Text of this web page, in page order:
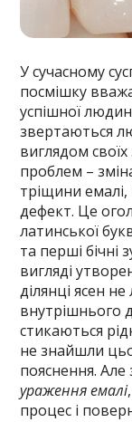
У сучасному
посмішку
успішної
звертаються
виглядом
проблем –
тріщини
дефект. Це
латинської
та перші бічні
вигляді
ділянці ясен
внутрішнього
стикаються
не знайшли
пояснення.
ураження емалі
процес і